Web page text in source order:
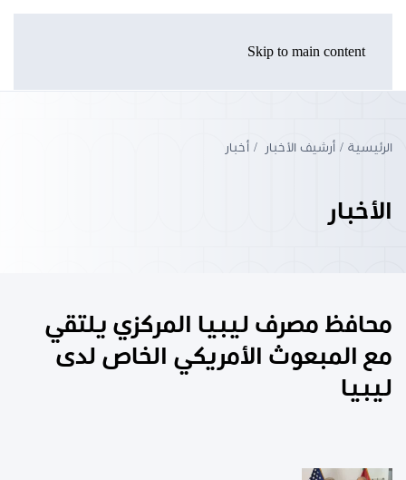
Skip to main content
الرئيسية أرشيف الأخبار أخبار
الأخبار
محافظ مصرف ليبيا المركزي يلتقي
مع المبعوث الأمريكي الخاص لدى
ليبيا